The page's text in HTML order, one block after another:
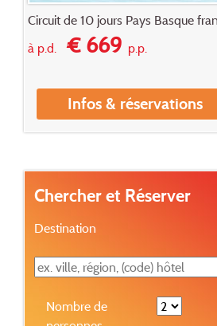
Circuit de 10 jours Pays Basque
à p.d.€ 669p.p.
Infos & réservations
Chercher et Réserver
Destination
Nombre de